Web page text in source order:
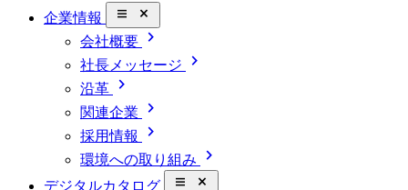
企業情報 close_small
会社概要 chevron_right
社長メッセージ chevron_right
沿革 chevron_right
関連企業 chevron_right
採用情報 chevron_right
環境への取り組み chevron_right
デジタルカタログ close_small